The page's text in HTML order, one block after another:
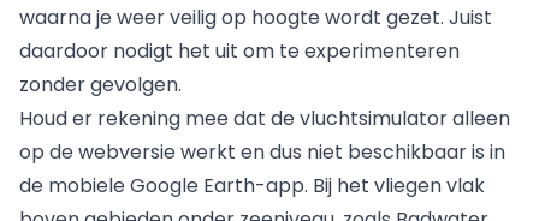
waarna je weer veilig op hoogte wordt gezet. Juist
daardoor nodigt het uit om te experimenteren
zonder gevolgen.
Houd er rekening mee dat de vluchtsimulator alleen
op de webversie werkt en dus niet beschikbaar is in
de mobiele Google Earth-app. Bij het vliegen vlak